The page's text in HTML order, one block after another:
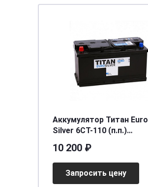
Аккумулятор Титан Euro
Silver 6CT-110 (п.п.)
10 200 ₽
Запросить цену